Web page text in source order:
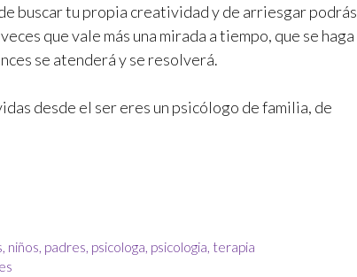
buscar tu propia creatividad y de arriesgar podrás
que vale más una mirada a tiempo, que se haga
se atenderá y se resolverá.
desde el ser eres un psicólogo de familia, de
, niños, padres, psicologa, psicologia, terapia